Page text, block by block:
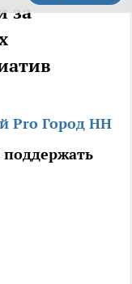
за
Pro Город НН